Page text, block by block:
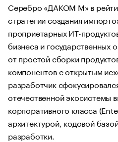
Серебро «ДАКОМ М» в
стратегии создания
проприетарных ИТ-
бизнеса и государственных
от простой сборки
компонентов с открытым
разработчик
отечественной экосистемы
корпоративного класса
архитектурой, кодовой
разработки.